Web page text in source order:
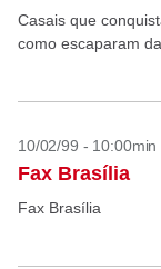
Casais que
como escaparam
10/02/99 - 10:00min
Fax Brasília
Fax Brasília